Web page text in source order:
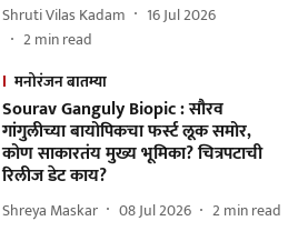
Shruti Vilas Kadam
16 Jul 2026
2min read
मनोरंजन बातम्या
Sourav Ganguly Biopic : सौरव
गांगुलीच्या बायोपिकचा फर्स्ट लूक समोर,
कोण साकारतंय मुख्य भूमिका? चित्रपटाची
रिलीज डेट काय?
Shreya Maskar 08 Jul 2026 2min read